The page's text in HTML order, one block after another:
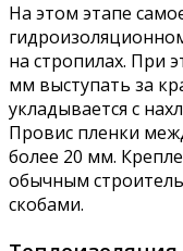
На этом этапе
на стропилах. При
мм выступать за
укладывается с
Провис пленки
более 20 мм.
обычным
скобами.